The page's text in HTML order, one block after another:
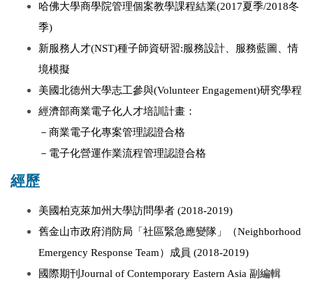
哈佛大學商學院管理個案教學課程結業(2017夏季/2018冬
季)
新服務人才(NST)種子師資研習:服務設計、服務藍圖、情
境模擬
美國北德州大學志工參與(Volunteer Engagement)研究學程
經濟部商業電子化人才培訓計畫：
－商業電子化專案管理認證合格
－電子化營運作業流程管理認證合格
經歷
美國柏克萊加州大學訪問學者 (2018-2019)
舊金山市政府消防局「社區緊急應變隊」（Neighborhood
Emergency Response Team）成員 (2018-2019)
國際期刊Journal of Contemporary Eastern Asia 副編輯